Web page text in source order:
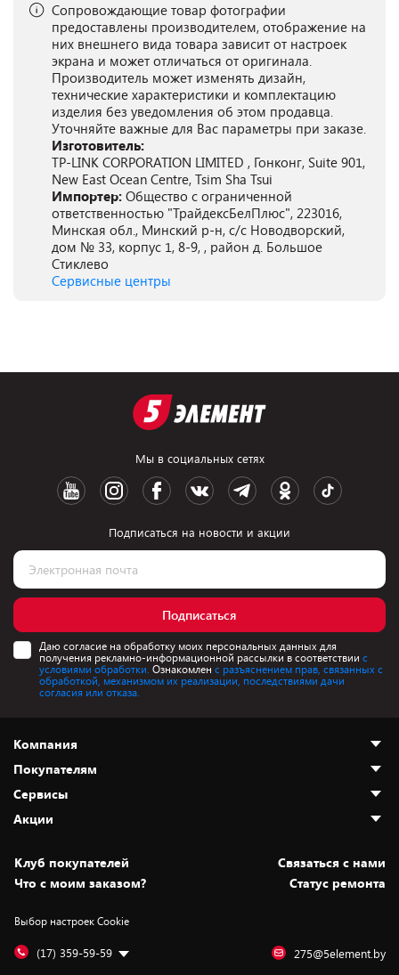
Сопровождающие товар фотографии
предоставлены производителем, отображение на
них внешнего вида товара зависит от настроек
экрана и может отличаться от оригинала.
Производитель может изменять дизайн,
технические характеристики и комплектацию
изделия без уведомления об этом продавца.
Уточняйте важные для Вас параметры при заказе.
Изготовитель:
TP-LINK CORPORATION LIMITED , Гонконг, Suite 901,
New East Ocean Centre, Tsim Sha Tsui
Импортер: Общество с ограниченной
ответственностью "ТрайдексБелПлюс", 223016,
Минская обл., Минский р-н, с/с Новодворский,
дом № 33, корпус 1, 8-9, , район д. Большое
Стиклево
Сервисные центры
Мы в социальных сетях
Подписаться на новости и акции
Подписаться
Даю согласие на обработку моих персональных данных для
получения рекламно-информационной рассылки в соответствии с
условиями обработки. Ознакомлен с разъяснением прав, связанных с
обработкой, механизмом их реализации, последствиями дачи
согласия или отказа.
Компания
О нас
Адреса магазинов
Новости
Статьи и обзоры
Вакансии
Дай пять добру!
Покупателям
Как сделать заказ
Оплата и доставка
Безналичный расчёт
Обмен и возврат товара
Обработка персональных данных
Подарочные карты
Сервисы
Установка техники
Для игровых консолей
Для мобильных устройств
Для компьютеров
Акции
Скидки и промокоды
Белорусские товары
Бонусы
Оплата частями
Клуб покупателей
Cвязаться с нами
Что с моим заказом?
Статус ремонта
Выбор настроек Cookie
(17) 359-59-59 275@5element.by